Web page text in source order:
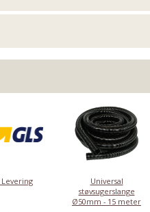
Levering
Universal
støvsugerslange
Ø50mm - 15 meter